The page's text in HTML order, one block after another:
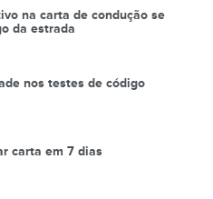
na carta de condução se
da estrada
nos testes de código
carta em 7 dias